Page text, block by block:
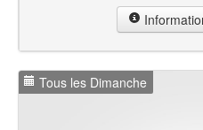
Tous les Dimanche